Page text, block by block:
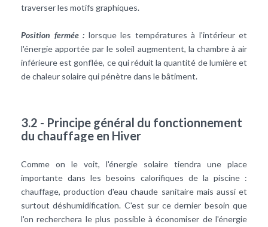
traverser les motifs graphiques.
Position fermée : lorsque les températures à l'intérieur et
l'énergie apportée par le soleil augmentent, la chambre à air
inférieure est gonflée, ce qui réduit la quantité de lumière et
de chaleur solaire qui pénètre dans le bâtiment.
3.2 - Principe général du fonctionnement
du chauffage en Hiver
Comme on le voit, l'énergie solaire tiendra une place
importante dans les besoins calorifiques de la piscine :
chauffage, production d'eau chaude sanitaire mais aussi et
surtout déshumidification. C'est sur ce dernier besoin que
l'on recherchera le plus possible à économiser de l'énergie